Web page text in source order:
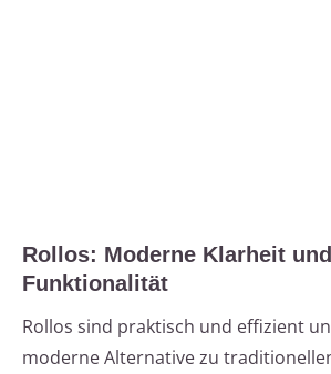
Rollos: Moderne Klarheit und
Funktionalität
Rollos sind praktisch und effizient
moderne Alternative zu